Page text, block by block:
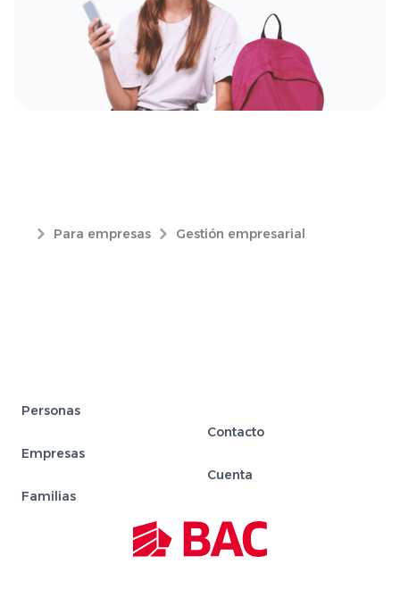
Para empresas Gestión empresarial
Personas
Empresas
Familias
Contacto
Cuenta